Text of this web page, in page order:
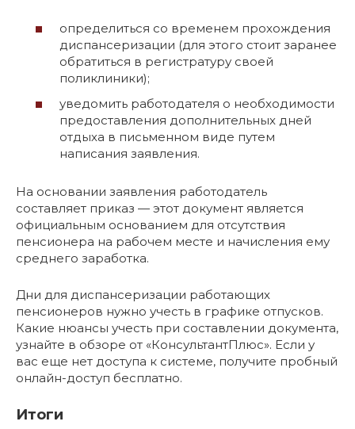
определиться со временем прохождения
диспансеризации (для этого стоит заранее
обратиться в регистратуру своей
поликлиники);
уведомить работодателя о необходимости
предоставления дополнительных дней
отдыха в письменном виде путем
написания заявления.
На основании заявления работодатель
составляет приказ — этот документ является
официальным основанием для отсутствия
пенсионера на рабочем месте и начисления ему
среднего заработка.
Дни для диспансеризации работающих
пенсионеров нужно учесть в графике отпусков.
Какие нюансы учесть при составлении документа,
узнайте в обзоре от «КонсультантПлюс». Если у
вас еще нет доступа к системе, получите пробный
онлайн-доступ бесплатно.
Итоги